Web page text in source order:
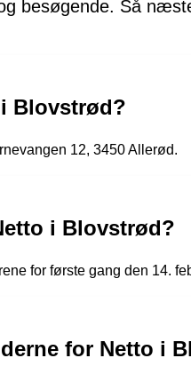
besøgende. Så
Blovstrød?
12, 3450 Allerød.
i Blovstrød?
for første gang den 14.
for Netto i